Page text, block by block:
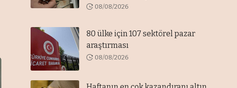
08/08/2026
80 ülke için 107 sektörel pazar
araştırması
08/08/2026